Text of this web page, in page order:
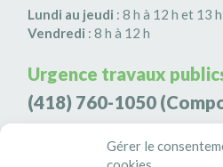
Gérer le
Lundi au jeudi : 8 h à 12 h et 13
Vendredi : 8 h à 12 h
Urgence travaux
(418) 760-1050
Agence de sécurité